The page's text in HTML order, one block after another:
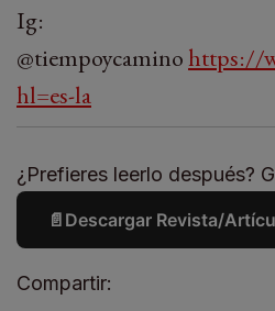
Ig:
@tiempoycamino https://
hl=es-la
¿Prefieres leerlo después?
📄 Descargar Revista/
Compartir: